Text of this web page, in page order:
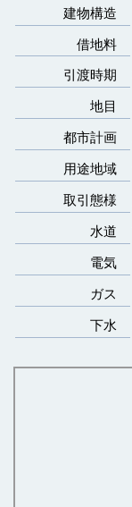
建物構造
借地料
引渡時期
地目
都市計画
用途地域
取引態様
水道
電気
ガス
下水